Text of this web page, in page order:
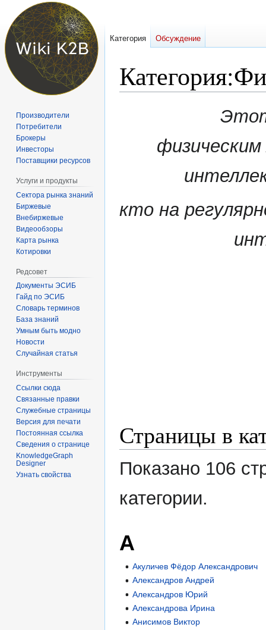
Категория:
кто на
Страницы в
Показано 106
категории.
А
Акуличев Фёдор Александрович
Александров Андрей
Александров Юрий
Александрова Ирина
Анисимов Виктор
Категория Обсуждение
Производители
Потребители
Брокеры
Инвесторы
Поставщики ресурсов
Услуги и продукты
Сектора рынка знаний
Биржевые
Внебиржевые
Видеообзоры
Карта рынка
Котировки
Редсовет
Документы ЭСИБ
Гайд по ЭСИБ
Словарь терминов
База знаний
Умным быть модно
Новости
Случайная статья
Инструменты
Ссылки сюда
Связанные правки
Служебные страницы
Версия для печати
Постоянная ссылка
Сведения о странице
KnowledgeGraph
Designer
Узнать свойства